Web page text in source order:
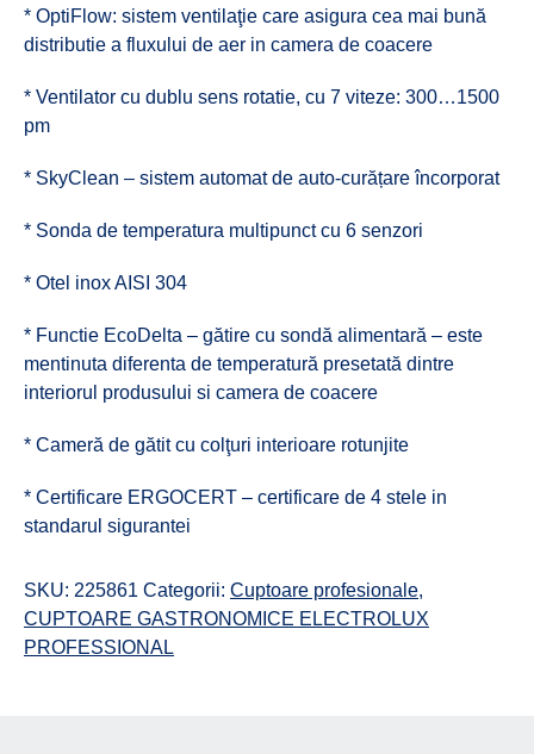
* OptiFlow: sistem ventilaţie care asigura cea mai bună
distributie a fluxului de aer in camera de coacere
* Ventilator cu dublu sens rotatie, cu 7 viteze: 300…1500
pm
* SkyClean – sistem automat de auto-curățare încorporat
* Sonda de temperatura multipunct cu 6 senzori
* Otel inox AISI 304
* Functie EcoDelta – gătire cu sondă alimentară – este
mentinuta diferenta de temperatură presetată dintre
interiorul produsului si camera de coacere
* Cameră de gătit cu colţuri interioare rotunjite
* Certificare ERGOCERT – certificare de 4 stele in
standarul sigurantei
SKU: 225861 Categorii: Cuptoare profesionale,
CUPTOARE GASTRONOMICE ELECTROLUX
PROFESSIONAL